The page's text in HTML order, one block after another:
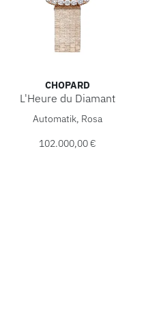
Ref: 10A386-5111, Preis:
CHOPARD
L'Heure du Diamant
Chopard L'Heure du
Automatik, Rosa
102.000,00 €